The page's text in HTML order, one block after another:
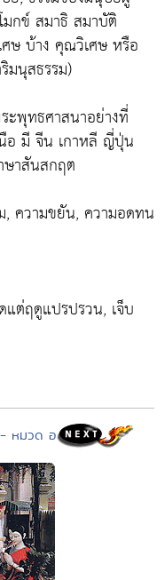
กข์ สมาธิ สมาบัติ
ศษ บ้าง คุณวิเศษ หรือ
มนุสธรรม)
ะพุทธศาสนาอย่างที่
อ มี จีน เกาหลี ญี่ปุ่น
ษาสันสกฤต
ความขยัน, ความอดทน
แต่ฤดูแปรปรวน, เจ็บ
หมวด อ